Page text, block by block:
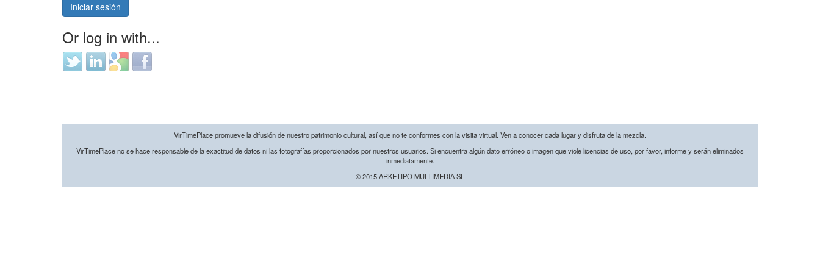
Iniciar sesión
Or log in with...
Login
with
Login
with
Login
with
Login
with
VirTimePlace promueve la difusión de nuestro patrimonio cultural, así que no te conformes con la visita virtual. Ven a conocer cada lugar y disfruta de la mezcla.
VirTimePlace no se hace responsable de la exactitud de datos ni las fotografías proporcionados por nuestros usuarios. Si encuentra algún dato erróneo o imagen que viole licencias de uso, por favor, informe y serán eliminados
inmediatamente.
© 2015 ARKETIPO MULTIMEDIA SL